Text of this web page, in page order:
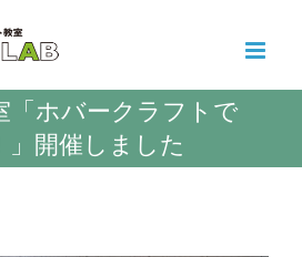
ホバークラフトで
」開催しました